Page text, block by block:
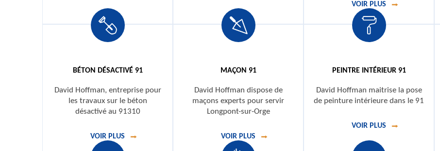
VOIR PLUS
BÉTON DÉSACTIVÉ 91
David Hoffman, entreprise pour
les travaux sur le béton
désactivé au 91310
VOIR PLUS
MAÇON 91
David Hoffman dispose de
maçons experts pour servir
Longpont-sur-Orge
VOIR PLUS
PEINTRE INTÉRIEUR 91
David Hoffman maitrise la pose
de peinture intérieure dans le 91
VOIR PLUS